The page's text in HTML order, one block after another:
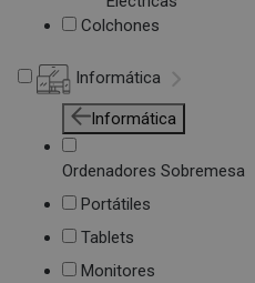
Colchones
Informática
Informática
Ordenadores Sobremesa
Portátiles
Tablets
Monitores